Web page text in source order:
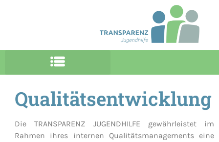
Qualitätsentwicklung
Die TRANSPARENZ JUGENDHILFE gewährleistet im
Rahmen ihres internen Qualitätsmanagements eine